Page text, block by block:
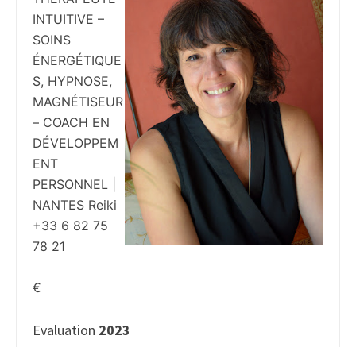
INTUITIVE –
SOINS
ÉNERGÉTIQUE
S, HYPNOSE,
MAGNÉTISEUR
– COACH EN
DÉVELOPPEM
ENT
PERSONNEL |
NANTES Reiki
+33 6 82 75
78 21
€
Evaluation 2023